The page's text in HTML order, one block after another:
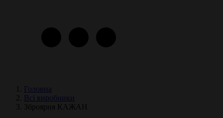
Головна
Всі виробники
Зброярня КАЖАН